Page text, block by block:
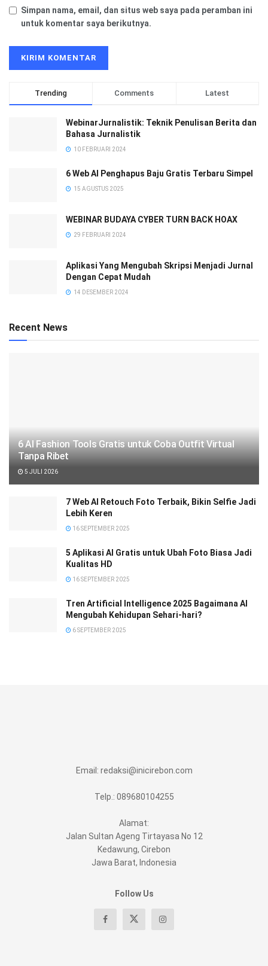
Simpan nama, email, dan situs web saya pada peramban ini
untuk komentar saya berikutnya.
Trending Comments Latest
WebinarJurnalistik: Teknik Penulisan Berita dan
Bahasa Jurnalistik
10 FEBRUARI 2024
6 Web AI Penghapus Baju Gratis Terbaru Simpel
15 AGUSTUS 2025
WEBINAR BUDAYA CYBER TURN BACK HOAX
29 FEBRUARI 2024
Aplikasi Yang Mengubah Skripsi Menjadi Jurnal
Dengan Cepat Mudah
14 DESEMBER 2024
Recent News
6 AI Fashion Tools Gratis untuk Coba Outfit Virtual
Tanpa Ribet
5 JULI 2026
7 Web AI Retouch Foto Terbaik, Bikin Selfie Jadi
Lebih Keren
16 SEPTEMBER 2025
5 Aplikasi AI Gratis untuk Ubah Foto Biasa Jadi
Kualitas HD
16 SEPTEMBER 2025
Tren Artificial Intelligence 2025 Bagaimana AI
Mengubah Kehidupan Sehari-hari?
6 SEPTEMBER 2025
Email: redaksi@inicirebon.com
Telp.: 089680104255
Alamat:
Jalan Sultan Ageng Tirtayasa No 12
Kedawung, Cirebon
Jawa Barat, Indonesia
Follow Us